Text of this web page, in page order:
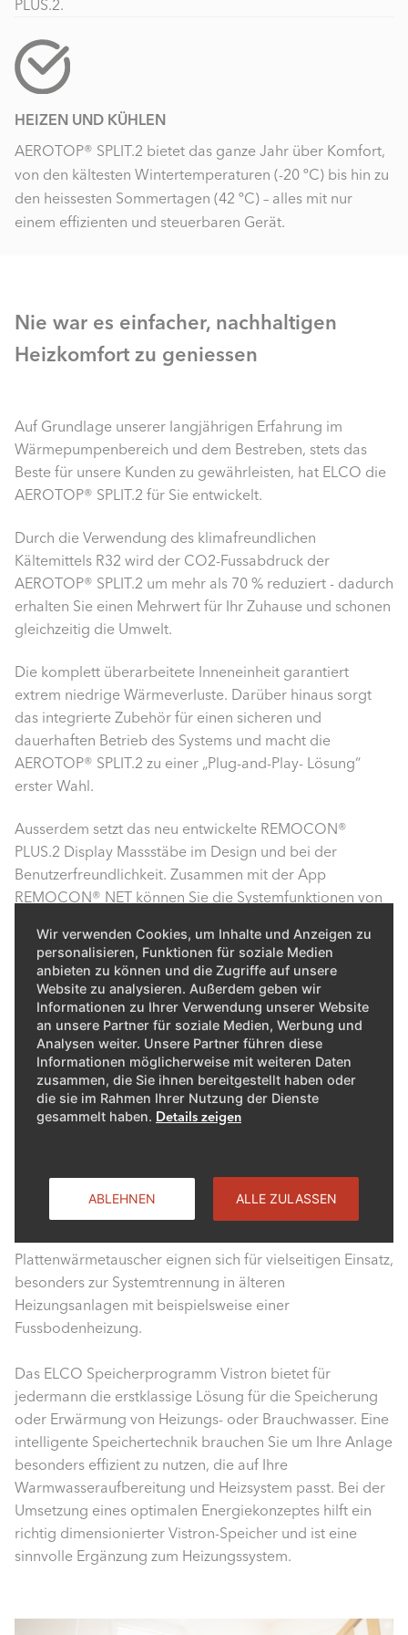
Wir verwenden Cookies, um Inhalte und Anzeigen zu
personalisieren, Funktionen für soziale Medien
anbieten zu können und die Zugriffe auf unsere
Website zu analysieren. Außerdem geben wir
Informationen zu Ihrer Verwendung unserer Website
an unsere Partner für soziale Medien, Werbung und
Analysen weiter. Unsere Partner führen diese
Informationen möglicherweise mit weiteren Daten
zusammen, die Sie ihnen bereitgestellt haben oder
die sie im Rahmen Ihrer Nutzung der Dienste
gesammelt haben. Details zeigen
ABLEHNEN ALLE ZULASSEN
PLUS.2.
HEIZEN UND KÜHLEN
AEROTOP® SPLIT.2 bietet das ganze Jahr über Komfort,
von den kältesten Wintertemperaturen (-20 ºC) bis hin zu
den heissesten Sommertagen (42 ºC) – alles mit nur
einem effizienten und steuerbaren Gerät.
Nie war es einfacher, nachhaltigen
Heizkomfort zu geniessen
Auf Grundlage unserer langjährigen Erfahrung im
Wärmepumpenbereich und dem Bestreben, stets das
Beste für unsere Kunden zu gewährleisten, hat ELCO die
AEROTOP® SPLIT.2 für Sie entwickelt.
Durch die Verwendung des klimafreundlichen
Kältemittels R32 wird der CO2-Fussabdruck der
AEROTOP® SPLIT.2 um mehr als 70 % reduziert - dadurch
erhalten Sie einen Mehrwert für Ihr Zuhause und schonen
gleichzeitig die Umwelt.
Die komplett überarbeitete Inneneinheit garantiert
extrem niedrige Wärmeverluste. Darüber hinaus sorgt
das integrierte Zubehör für einen sicheren und
dauerhaften Betrieb des Systems und macht die
AEROTOP® SPLIT.2 zu einer „Plug-and-Play- Lösung“
erster Wahl.
Ausserdem setzt das neu entwickelte REMOCON®
PLUS.2 Display Massstäbe im Design und bei der
Benutzerfreundlichkeit. Zusammen mit der App
REMOCON® NET können Sie die Systemfunktionen von
Optimierung des Verbrauchs und die Lösung von
Problemen waren noch nie so einfach und bequem.
Die neue AEROTOP® SPLIT.2 kombiniert
kostengünstigen Betrieb und Langlebigkeit. Nie war die
Gelegenheit günstiger, zu den Vorzügen
umweltfreundlicher Wärmepumpentechnologie zu
wechseln.Hydraulische Weichen ermöglichen ein
Anforderungen angepasst werden – egal ob Neubau
oder Sanierung.
Plattenwärmetauscher eignen sich für vielseitigen Einsatz,
besonders zur Systemtrennung in älteren
Heizungsanlagen mit beispielsweise einer
Fussbodenheizung.
Das ELCO Speicherprogramm Vistron bietet für
jedermann die erstklassige Lösung für die Speicherung
oder Erwärmung von Heizungs- oder Brauchwasser. Eine
intelligente Speichertechnik brauchen Sie um Ihre Anlage
besonders effizient zu nutzen, die auf Ihre
Warmwasseraufbereitung und Heizsystem passt. Bei der
Umsetzung eines optimalen Energiekonzeptes hilft ein
richtig dimensionierter Vistron-Speicher und ist eine
sinnvolle Ergänzung zum Heizungssystem.